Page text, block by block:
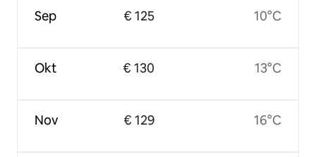
Sep
Okt
Nov
€ 125
€ 130
€ 129
10°C
13°C
16°C